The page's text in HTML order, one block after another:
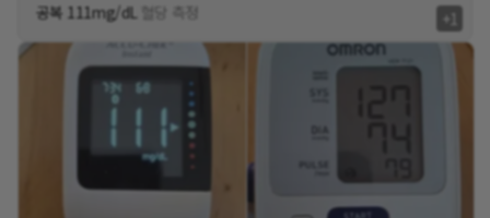
공복 111mg/dL 혈당 측정 +1